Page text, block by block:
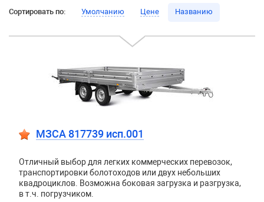
Сортировать по: Умолчанию Цене Названию
МЗСА 817739 исп.001
Отличный выбор для легких коммерческих перевозок,
транспортировки болотоходов или двух небольших
квадроциклов. Возможна боковая загрузка и разгрузка,
в т.ч. погрузчиком.